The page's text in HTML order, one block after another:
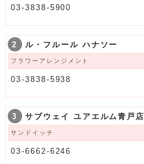
03-3838-5900
2 ル・フルール ハナソー
フラワーアレンジメント
03-3838-5938
3 サブウェイ ユアエルム青戸店
サンドイッチ
03-6662-6246